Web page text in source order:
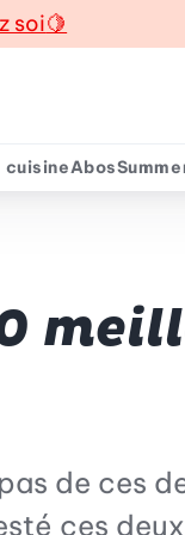
soi🍋
cuisineAbos
de ces
ces